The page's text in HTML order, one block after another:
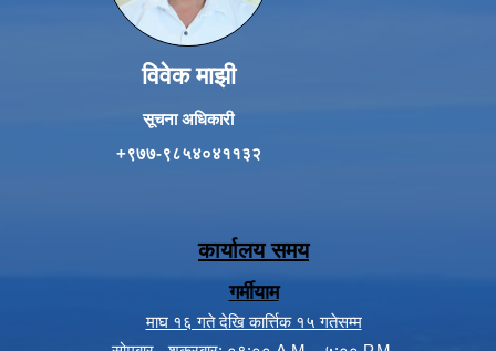
विवेक माझी
सूचना अधिकारी
+९७७-९८५४०४११३२
कार्यालय समय
गर्मीयाम
माघ १६ गते देखि कार्त्तिक १५ गतेसम्म